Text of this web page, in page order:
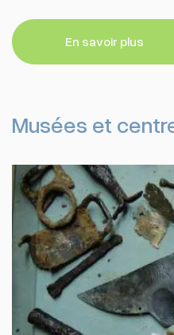
En savoir plus
Musées et